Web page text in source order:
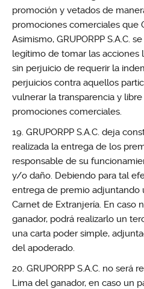
promoción y vetados de
promociones comerciales que
Asimismo, GRUPORPP S.A.C.
legítimo de tomar las acciones
sin perjuicio de requerir la
perjuicios contra aquellos
vulnerar la transparencia y
promociones comerciales.
GRUPORPP S.A.C. deja
realizada la entrega de los
responsable de su
y/o daño. Debiendo para tal
entrega de premio adjuntando
Carnet de Extranjería. En caso
ganador, podrá realizarlo un
una carta poder simple,
del apoderado.
GRUPORPP S.A.C. no será
Lima del ganador, en caso un